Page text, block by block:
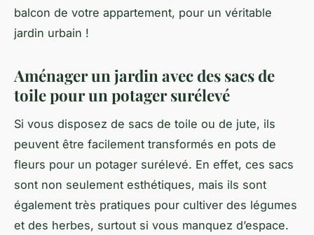
balcon de votre appartement, pour un véritable
jardin urbain !
Aménager un jardin avec des sacs de
toile pour un potager surélevé
Si vous disposez de sacs de toile ou de jute, ils
peuvent être facilement transformés en pots de
fleurs pour un potager surélevé. En effet, ces sacs
sont non seulement esthétiques, mais ils sont
également très pratiques pour cultiver des légumes
et des herbes, surtout si vous manquez d’espace.